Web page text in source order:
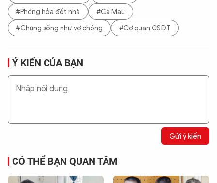
#Phóng hỏa đốt nhà
#Cà Mau
#Chung sống như vợ chồng
#Cơ quan CSĐT
Ý KIẾN CỦA BẠN
Gửi ý kiến
CÓ THỂ BẠN QUAN TÂM